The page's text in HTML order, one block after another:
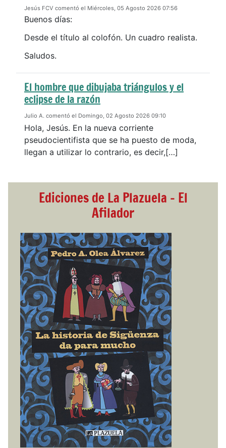
Jesús FCV comentó el Miércoles, 05 Agosto 2026 07:56
Buenos días:
Desde el título al colofón. Un cuadro realista.
Saludos.
El hombre que dibujaba triángulos y el
eclipse de la razón
Julio A. comentó el Domingo, 02 Agosto 2026 09:10
Hola, Jesús. En la nueva corriente
pseudocientifista que se ha puesto de moda,
llegan a utilizar lo contrario, es decir,[…]
Ediciones de La Plazuela - El
Afilador